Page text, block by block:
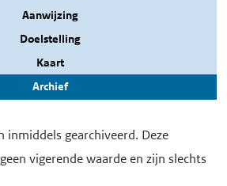
Aanwijzing
Doelstelling
Kaart
Archief
inmiddels gearchiveerd. Deze
vigerende waarde en zijn slechts